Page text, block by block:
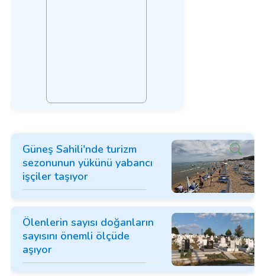
Güneş Sahili'nde turizm
sezonunun yükünü yabancı
işçiler taşıyor
Ölenlerin sayısı doğanların
sayısını önemli ölçüde
aşıyor